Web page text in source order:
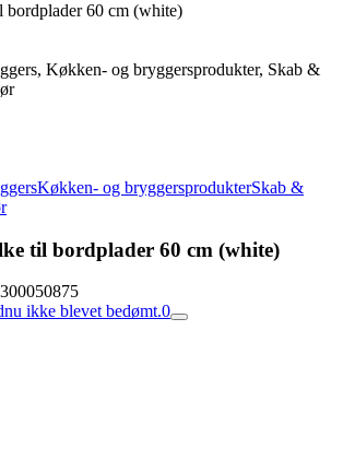
60 cm (white)
Køkken- og bryggersprodukter, Skab &
Køkken- og bryggersprodukterSkab &
til bordplader 60 cm (white)
ikke blevet bedømt.0